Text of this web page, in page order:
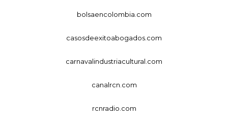
bolsaencolombia.com
casosdeexitoabogados.com
carnavalindustriacultural.com
canalrcn.com
rcnradio.com